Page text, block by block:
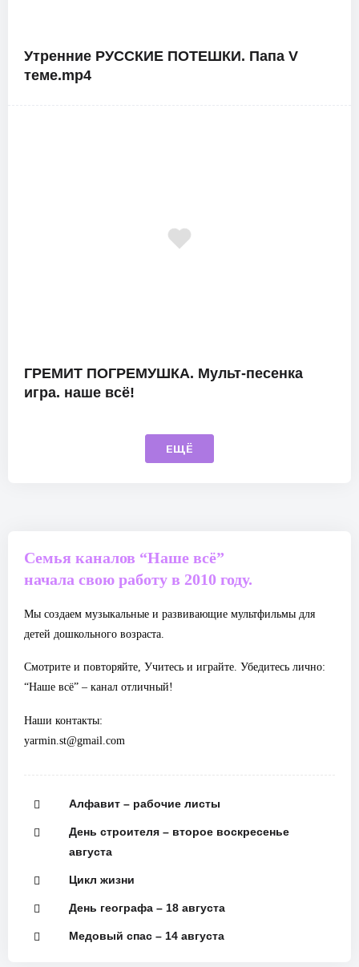
Утренние РУССКИЕ ПОТЕШКИ. Папа V
теме.mp4
ГРЕМИТ ПОГРЕМУШКА. Мульт-песенка
игра. наше всё!
ЕЩЁ
Семья каналов “Наше всё”
начала свою работу в 2010 году.
Мы создаем музыкальные и развивающие мультфильмы для
детей дошкольного возраста.
Смотрите и повторяйте, Учитесь и играйте. Убедитесь лично:
“Наше всё” – канал отличный!
Наши контакты:
yarmin.st@gmail.com
Алфавит – рабочие листы
День строителя – второе воскресенье
августа
Цикл жизни
День географа – 18 августа
Медовый спас – 14 августа